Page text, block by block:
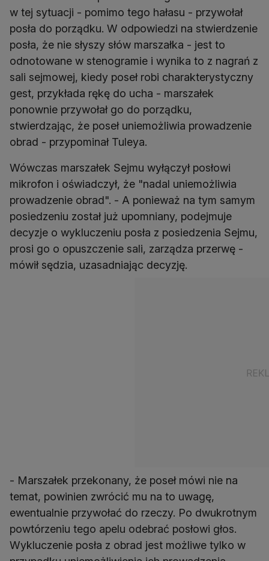
w tej sytuacji - pomimo tego hałasu - przywołał
posła do porządku. W odpowiedzi na stwierdzenie
posła, że nie słyszy słów marszałka - jest to
odnotowane w stenogramie i wynika to z nagrań z
sali sejmowej, kiedy poseł robi charakterystyczny
gest, przykłada rękę do ucha - marszałek
ponownie przywołał go do porządku,
stwierdzając, że poseł uniemożliwia prowadzenie
obrad - przypominał Tuleya.
Wówczas marszałek Sejmu wyłączył posłowi
mikrofon i oświadczył, że "nadal uniemożliwia
prowadzenie obrad". - A ponieważ na tym samym
posiedzeniu został już upomniany, podejmuje
decyzje o wykluczeniu posła z posiedzenia Sejmu,
prosi go o opuszczenie sali, zarządza przerwę -
mówił sędzia, uzasadniając decyzję.
- Marszałek przekonany, że poseł mówi nie na
temat, powinien zwrócić mu na to uwagę,
ewentualnie przywołać do rzeczy. Po dwukrotnym
powtórzeniu tego apelu odebrać posłowi głos.
Wykluczenie posła z obrad jest możliwe tylko w